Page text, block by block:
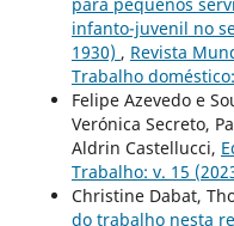
infanto-juvenil no
1930) , Revista
Trabalho
Felipe Azevedo e
Verónica Secreto,
Aldrin Castellucci,
Trabalho: v. 15
Christine Dabat,
do trabalho nesta